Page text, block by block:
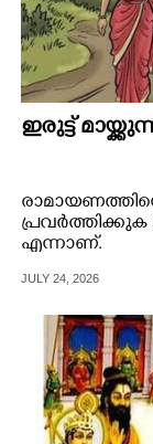
ഇരുട്ട്
എന്നാണ്.
JULY 24, 2026